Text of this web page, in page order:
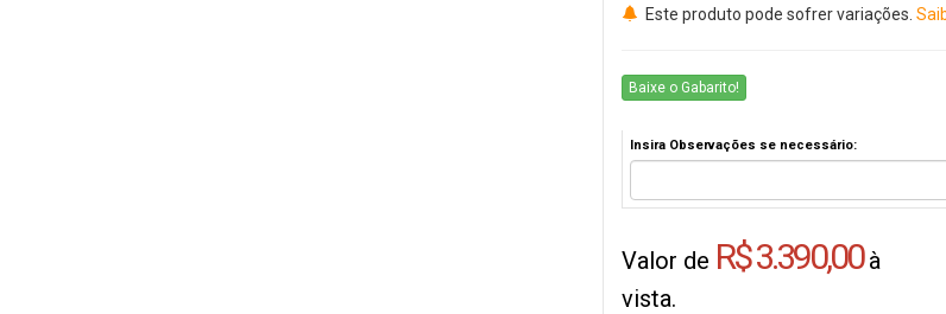
Este produto pode sofrer variações.
Baixe o Gabarito!
Insira Observações se necessário:
Valor de R$ 3.390,00à
vista.